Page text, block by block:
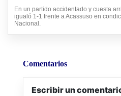
En un partido accidentado y cuesta
igualó 1-1 frente a Acassuso en
Nacional.
Comentarios
Escribir un